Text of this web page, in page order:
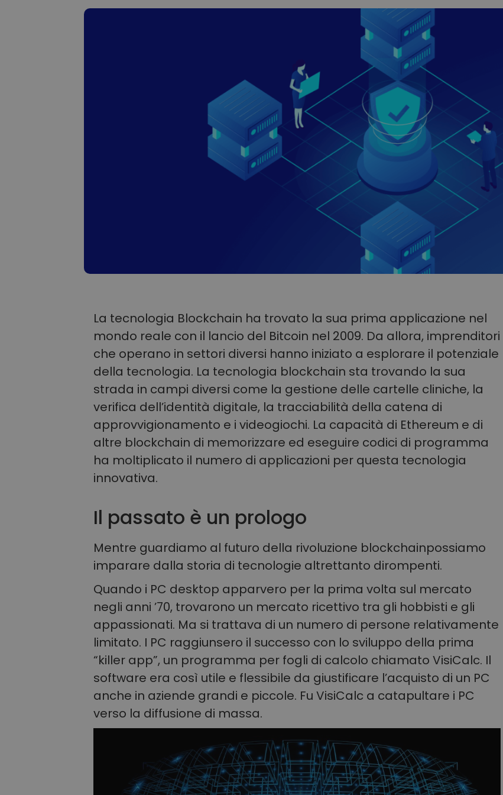
La tecnologia Blockchain ha trovato la sua prima applicazione nel
mondo reale con il lancio del Bitcoin nel 2009. Da allora, imprenditori
che operano in settori diversi hanno iniziato a esplorare il potenziale
della tecnologia. La tecnologia blockchain sta trovando la sua
strada in campi diversi come la gestione delle cartelle cliniche, la
verifica dell’identità digitale, la tracciabilità della catena di
approvvigionamento e i videogiochi. La capacità di Ethereum e di
altre blockchain di memorizzare ed eseguire codici di programma
ha moltiplicato il numero di applicazioni per questa tecnologia
innovativa.
Il passato è un prologo
Mentre guardiamo al futuro della rivoluzione blockchainpossiamo
imparare dalla storia di tecnologie altrettanto dirompenti.
Quando i PC desktop apparvero per la prima volta sul mercato
negli anni ’70, trovarono un mercato ricettivo tra gli hobbisti e gli
appassionati. Ma si trattava di un numero di persone relativamente
limitato. I PC raggiunsero il successo con lo sviluppo della prima
“killer app”, un programma per fogli di calcolo chiamato VisiCalc. Il
software era così utile e flessibile da giustificare l’acquisto di un PC
anche in aziende grandi e piccole. Fu VisiCalc a catapultare i PC
verso la diffusione di massa.